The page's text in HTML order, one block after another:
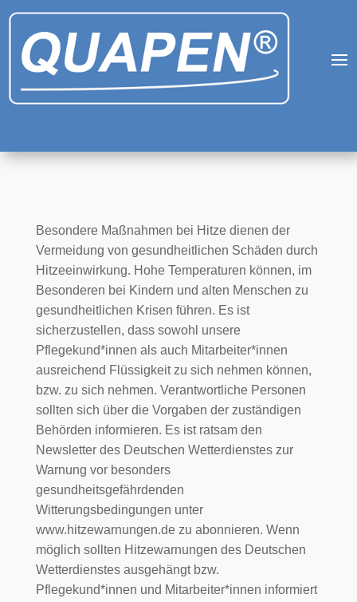
Besondere Maßnahmen bei Hitze dienen der
Vermeidung von gesundheitlichen Schäden durch
Hitzeeinwirkung. Hohe Temperaturen können, im
Besonderen bei Kindern und alten Menschen zu
gesundheitlichen Krisen führen. Es ist
sicherzustellen, dass sowohl unsere
Pflegekund*innen als auch Mitarbeiter*innen
ausreichend Flüssigkeit zu sich nehmen können,
bzw. zu sich nehmen. Verantwortliche Personen
sollten sich über die Vorgaben der zuständigen
Behörden informieren. Es ist ratsam den
Newsletter des Deutschen Wetterdienstes zur
Warnung vor besonders
gesundheitsgefährdenden
Witterungsbedingungen unter
www.hitzewarnungen.de zu abonnieren. Wenn
möglich sollten Hitzewarnungen des Deutschen
Wetterdienstes ausgehängt bzw.
Pflegekund*innen und Mitarbeiter*innen informiert